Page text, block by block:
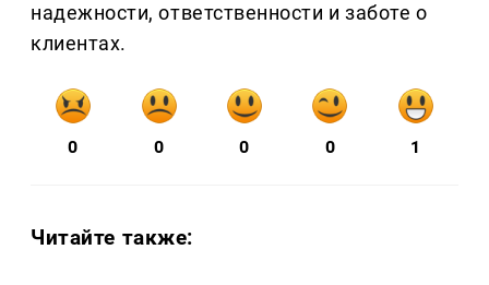
надежности, ответственности и заботе о
клиентах.
0 0 0 0 1
Читайте также: